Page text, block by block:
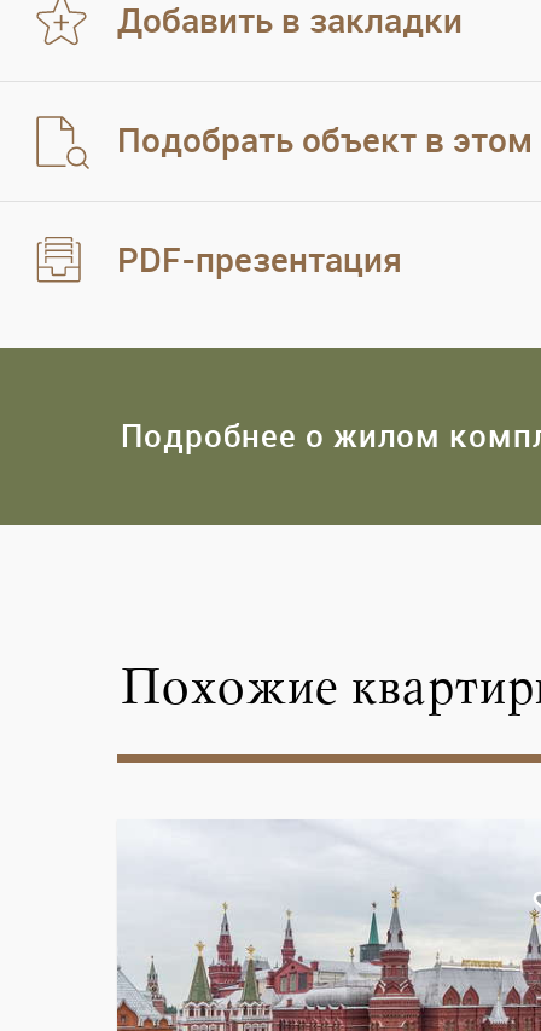
Добавить в закладки
Подобрать объект в этом
PDF-презентация
Подробнее о жилом
Похожие